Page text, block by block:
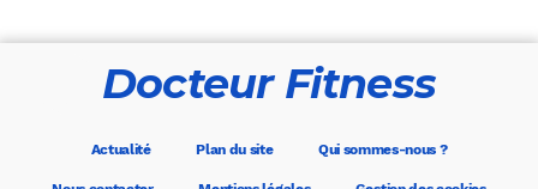
Docteur Fitness
Actualité Plan du site Qui sommes-nous ?